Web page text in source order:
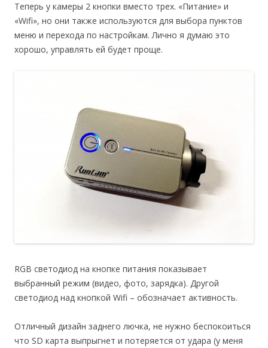
Теперь у камеры 2 кнопки вместо трех. «Питание» и
«Wifi», но они также используются для выбора пунктов
меню и перехода по настройкам. Лично я думаю это
хорошо, управлять ей будет проще.
RGB светодиод на кнопке питания показывает
выбранный режим (видео, фото, зарядка). Другой
светодиод над кнопкой Wifi – обозначает активность.
Отличный дизайн заднего лючка, не нужно беспокоиться
что SD карта выпрыгнет и потеряется от удара (у меня